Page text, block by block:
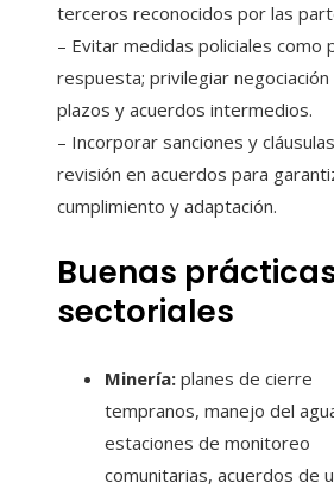
terceros reconocidos por las
– Evitar medidas policiales como
respuesta; privilegiar negociación
plazos y acuerdos intermedios.
– Incorporar sanciones y
revisión en acuerdos para
cumplimiento y adaptación.
Buenas
sectoriales
Minería: planes de cierre
tempranos, manejo del
estaciones de monitoreo
comunitarias, acuerdos de